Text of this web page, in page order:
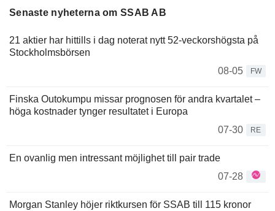
Senaste nyheterna om SSAB AB
21 aktier har hittills i dag noterat nytt 52-veckorshögsta på
Stockholmsbörsen
08-05
FW
Finska Outokumpu missar prognosen för andra kvartalet –
höga kostnader tynger resultatet i Europa
07-30
RE
En ovanlig men intressant möjlighet till pair trade
07-28
Morgan Stanley höjer riktkursen för SSAB till 115 kronor